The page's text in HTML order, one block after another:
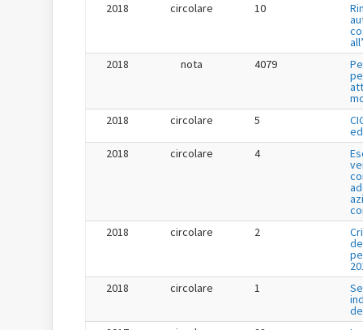
2018
circolare 10
2018
nota 4079
2018
circolare 5
2018
circolare 4
2018
circolare 2
2018
circolare 1